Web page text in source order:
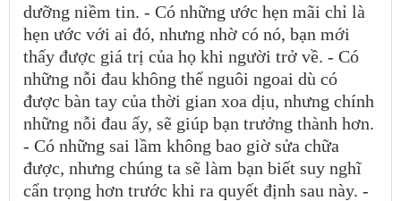
dưỡng niềm tin. - Có những ước hẹn mãi chỉ là
hẹn ước với ai đó, nhưng nhờ có nó, bạn mới
thấy được giá trị của họ khi người trở về. - Có
những nỗi đau không thể nguôi ngoai dù có
được bàn tay của thời gian xoa dịu, nhưng chính
những nỗi đau ấy, sẽ giúp bạn trưởng thành hơn.
- Có những sai lầm không bao giờ sửa chữa
được, nhưng chúng ta sẽ làm bạn biết suy nghĩ
cẩn trọng hơn trước khi ra quyết định sau này. -